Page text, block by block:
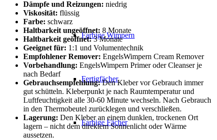
Farbige Wimpern
Fertigfächer
Farbige Fächer
Dämpfe und Reizungen: niedrig
Viskosität: flüssig
Farbe: schwarz
Haltbarkeit ungeöffnet: 8 Monate
Haltbarkeit geöffnet:3 Monate
Geeignet für: 1:1 und Volumentechnik
Empfohlener Remover: EngelsWimpern Cream Remover
Vorbehandlung: EngelsWimpern Primer oder Cleanser je
nach Bedarf
Gebrauchsempfehlung:Den Kleber vor Gebrauch immer
gut schütteln. Kleberpunkt je nach Raumtemperatur und
Luftfeuchtigkeit alle 30-60 Minute wechseln. Nach Gebrauch
in den Thermobeutel zurücklegen und verschließen.
Lagerung: Den Kleber an einem dunklen, trockenen Ort
lagern – nicht dem direktem Sonnenlicht oder Wärme
aussetzen.